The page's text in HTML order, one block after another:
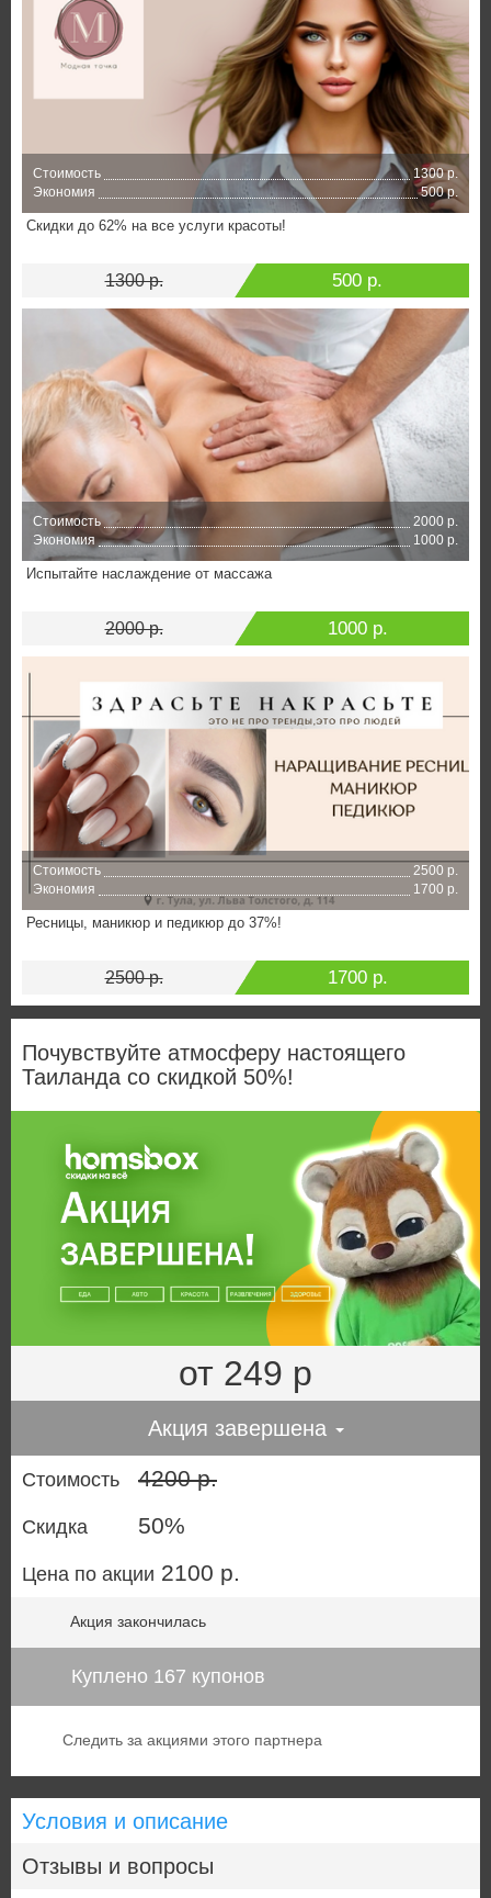
Стоимость
1300 р.
Экономия
500 р.
Скидки до 62% на все услуги красоты!
1300 р. 500 р.
Стоимость
2000 р.
Экономия
1000 р.
Испытайте наслаждение от массажа
2000 р. 1000 р.
Стоимость
2500 р.
Экономия
1700 р.
Ресницы, маникюр и педикюр до 37%!
2500 р. 1700 р.
Почувствуйте атмосферу настоящего
Таиланда со скидкой 50%!
от 249 р
Акция завершена
Стоимость 4200 р.
Скидка 50%
Цена по акции 2100 р.
Акция закончилась
Куплено 167 купонов
Следить за акциями этого партнера
Условия и описание
Отзывы и вопросы